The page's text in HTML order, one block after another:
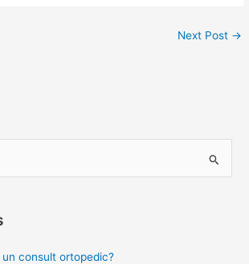
Next Post →
consult ortopedic?